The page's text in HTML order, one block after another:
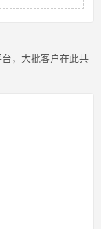
，大批客户在此共